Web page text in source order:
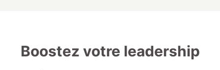
Boostez votre leadership